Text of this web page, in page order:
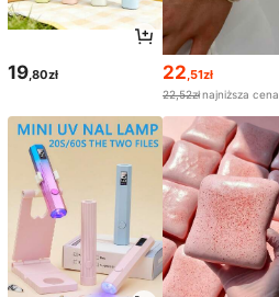
19,80zł 22,51zł
22,52złnajniższa cena